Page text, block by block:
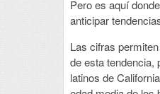
Pero es aquí
anticipar
Las cifras
de esta tendencia,
latinos de